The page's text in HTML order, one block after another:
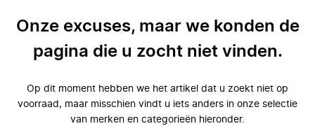
Onze excuses, maar we konden de
pagina die u zocht niet vinden.
Op dit moment hebben we het artikel dat u zoekt niet op
voorraad, maar misschien vindt u iets anders in onze selectie
van merken en categorieën hieronder.